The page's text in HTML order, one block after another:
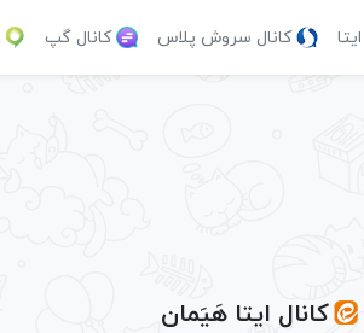
کانال سروش پلاس کانال گپ
کانال ایتا هَیَمان